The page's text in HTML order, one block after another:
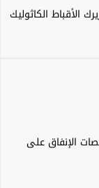
الأقباط الكاثوليك
الإنفاق على